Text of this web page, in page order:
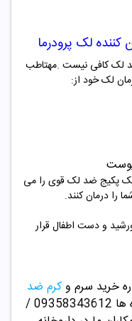
کننده لک پرودرما
لک کافی نیست .مهتاطب
لک خود از:
یک پکیج ضد لک قوی را می
را درمان کنند.
و دست اطفال قرار
خرید سرم وکرم ضد
و مشاوره می توانید با این شماره ها 09358343612 /